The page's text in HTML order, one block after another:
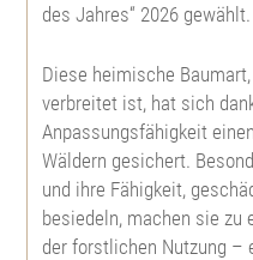
Pazífische Edeltanne
Weißtanne
Veitchtanne
Weißerle, Grauerle
Bronzebirke,
Sandbirke, Hänge-Birke
Moorbirke
Pazífische Edeltanne
Nordmannstanne
Himalaya Zeder
Europäische Lärche
Roßkastanie
Kanadische Felsenbirne
Roter Sauerdorn
Berberitze, Sauerdorn
Hainbuche
Rotbuche
Blutbuche
Abies bormmuelleriana
Abies fraseri
Pflanzenbedarfstabelle
des Jahres“ 2026 gewählt.
Diese heimische
verbreitet ist, hat sich
Anpassungsfähigkeit
Wäldern gesichert.
und ihre Fähigkeit,
besiedeln, machen sie
der forstlichen Nutzung –